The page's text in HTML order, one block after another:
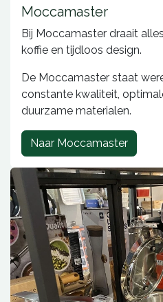
Moccamaster
Bij Moccamaster draait
koffie en tijdloos design.
De Moccamaster staat
constante kwaliteit,
duurzame materialen.
Naar Moccamaster